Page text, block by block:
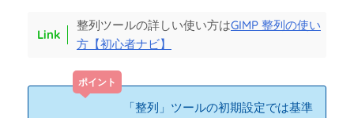
整列ツールの詳しい使い方はGIMP 整列の使い
方【初心者ナビ】
「整列」ツールの初期設定では基準